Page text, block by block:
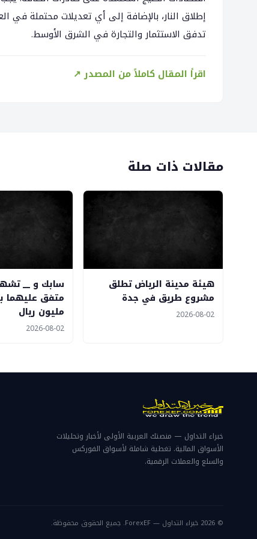
إطلاق النار، بالإضافة إلى أي تعديلات محتملة في
تدفق الاستثمار والتجارة في الشرق الأوسط.
اقرأ المقال كاملاً من المصدر ↗
مقالات ذات صلة
هيئة مدينة الرياض تطلق
مشروع طريق في جدة
2026-08-02
سابك و __
مليون ريال
2026-08-02
خبراء التداول — منصتك العربية الأولى لأخبار وتحليلات
الأسواق المالية. تغطية شاملة لأسواق الفوركس
والسلع والعملات الرقمية.
© 2026 خبراء التداول — ForexEF. جميع الحقوق محفوظة.